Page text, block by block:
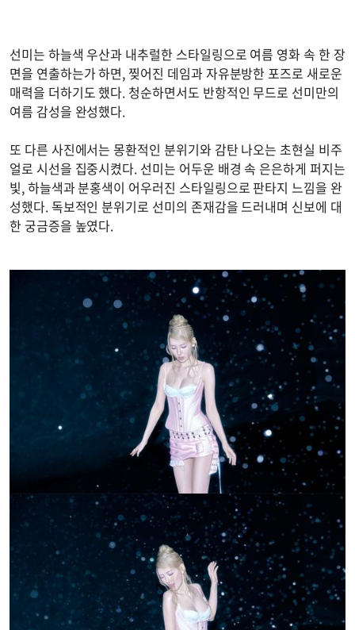
선미는 하늘색 우산과 내추럴한 스타일링으로 여름 영화 속 한 장
면을 연출하는가 하면, 찢어진 데임과 자유분방한 포즈로 새로운
매력을 더하기도 했다. 청순하면서도 반항적인 무드로 선미만의
여름 감성을 완성했다.
또 다른 사진에서는 몽환적인 분위기와 감탄 나오는 초현실 비주
얼로 시선을 집중시켰다. 선미는 어두운 배경 속 은은하게 퍼지는
빛, 하늘색과 분홍색이 어우러진 스타일링으로 판타지 느낌을 완
성했다. 독보적인 분위기로 선미의 존재감을 드러내며 신보에 대
한 궁금증을 높였다.